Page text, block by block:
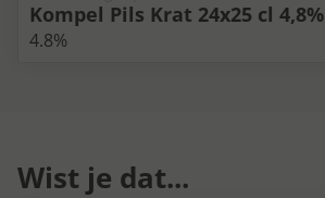
Kompel Pils Krat 24x25 cl 4,8%
4.8%
Wist je dat...